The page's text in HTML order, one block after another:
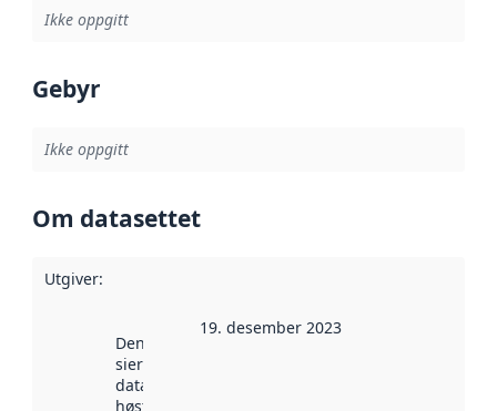
Ikke oppgitt
Gebyr
Ikke oppgitt
Om datasettet
Utgiver:
Denne datoen
sier når
datasettet ble
høstet av
19. desember 2023